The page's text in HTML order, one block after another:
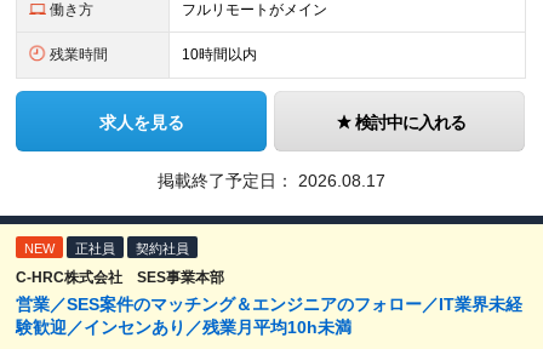
働き方 フルリモートがメイン
残業時間 10時間以内
求人を見る 検討中に入れる
掲載終了予定日： 2026.08.17
NEW 正社員 契約社員
C-HRC株式会社 SES事業本部
営業／SES案件のマッチング＆エンジニアのフォロー／IT業界未経
験歓迎／インセンあり／残業月平均10h未満